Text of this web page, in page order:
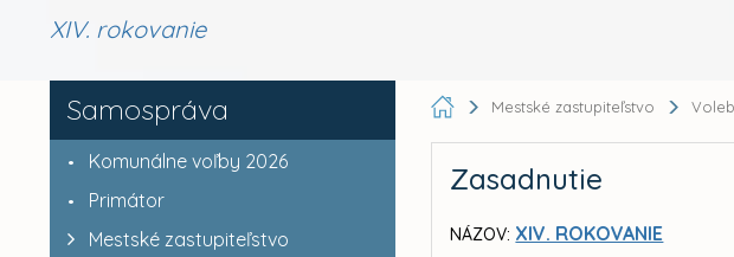
XIV. rokovanie
Samospráva
Komunálne voľby 2026
Primátor
Mestské zastupiteľstvo
Mestské zastupiteľstvo
Zasadnutie
NÁZOV: XIV. ROKOVANIE